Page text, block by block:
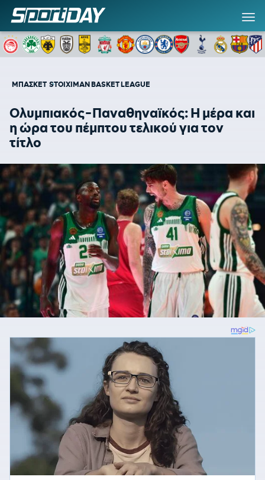
ΜΠΑΣΚΕΤ STOIXIMAN BASKET LEAGUE
Ολυμπιακός-Παναθηναϊκός: Η μέρα και
η ώρα του πέμπτου τελικού για τον
τίτλο